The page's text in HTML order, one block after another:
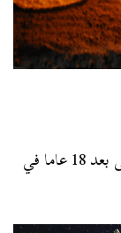
تعلم أمي أني أحب يوم الخبيز من صغري.. حتى بعد 18 عاما في